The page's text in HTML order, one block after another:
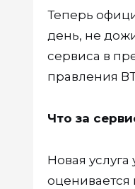
Теперь
день, не
сервиса в
правления
Что за
Новая